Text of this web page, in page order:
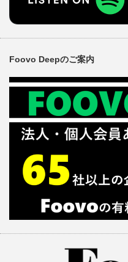
Foovo Deepのご案内